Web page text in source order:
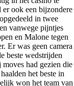
ook een bijzondere
in twee
vanwege pijntjes
en Malone tegen
Er was geen camera
beste wedstrijden
had gezien die
het beste in
won het team van